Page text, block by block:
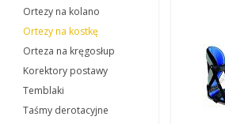
Ortezy na kolano
Ortezy na kostkę
Orteza na kręgosłup
Korektory postawy
Temblaki
Taśmy derotacyjne